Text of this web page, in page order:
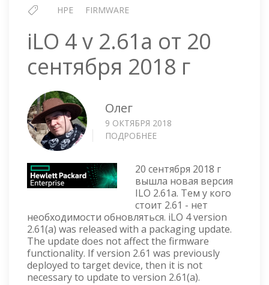
HPE FIRMWARE
iLO 4 v 2.61a от 20
сентября 2018 г
Олег
9 ОКТЯБРЯ 2018
ПОДРОБНЕЕ
V
2.61A
ОТ
20
СЕНТЯБРЯ
2018
Г
20 сентября 2018 г
вышла новая версия
ILO 2.61a. Тем у кого
стоит 2.61 - нет
необходимости обновляться. iLO 4 version
2.61(a) was released with a packaging update.
The update does not affect the firmware
functionality. If version 2.61 was previously
deployed to target device, then it is not
necessary to update to version 2.61(a).